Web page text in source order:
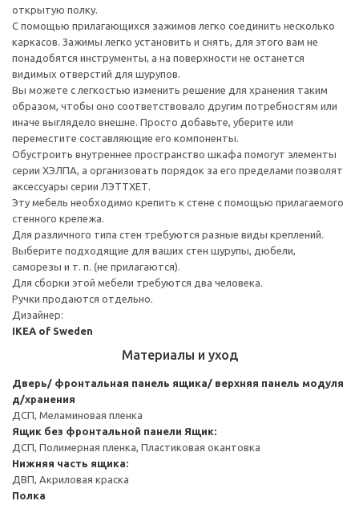
открытую полку.
С помощью прилагающихся зажимов легко соединить несколько
каркасов. Зажимы легко установить и снять, для этого вам не
понадобятся инструменты, а на поверхности не останется
видимых отверстий для шурупов.
Вы можете с легкостью изменить решение для хранения таким
образом, чтобы оно соответствовало другим потребностям или
иначе выглядело внешне. Просто добавьте, уберите или
переместите составляющие его компоненты.
Обустроить внутреннее пространство шкафа помогут элементы
серии ХЭЛПА, а организовать порядок за его пределами позволят
аксессуары серии ЛЭТТХЕТ.
Эту мебель необходимо крепить к стене с помощью прилагаемого
стенного крепежа.
Для различного типа стен требуются разные виды креплений.
Выберите подходящие для ваших стен шурупы, дюбели,
саморезы и т. п. (не прилагаются).
Для сборки этой мебели требуются два человека.
Ручки продаются отдельно.
Дизайнер:
IKEA of Sweden
Материалы и уход
Дверь/ фронтальная панель ящика/ верхняя панель модуля
д/хранения
ДСП, Меламиновая пленка
Ящик без фронтальной панели Ящик:
ДСП, Полимерная пленка, Пластиковая окантовка
Нижняя часть ящика:
ДВП, Акриловая краска
Полка